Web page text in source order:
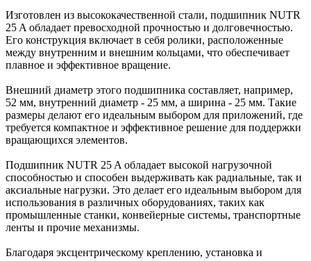
Изготовлен из высококачественной стали, подшипник NUTR
25 A обладает превосходной прочностью и долговечностью.
Его конструкция включает в себя ролики, расположенные
между внутренним и внешним кольцами, что обеспечивает
плавное и эффективное вращение.
Внешний диаметр этого подшипника составляет, например,
52 мм, внутренний диаметр - 25 мм, а ширина - 25 мм. Такие
размеры делают его идеальным выбором для приложений, где
требуется компактное и эффективное решение для поддержки
вращающихся элементов.
Подшипник NUTR 25 A обладает высокой нагрузочной
способностью и способен выдерживать как радиальные, так и
аксиальные нагрузки. Это делает его идеальным выбором для
использования в различных оборудованиях, таких как
промышленные станки, конвейерные системы, транспортные
ленты и прочие механизмы.
Благодаря эксцентрическому креплению, установка и